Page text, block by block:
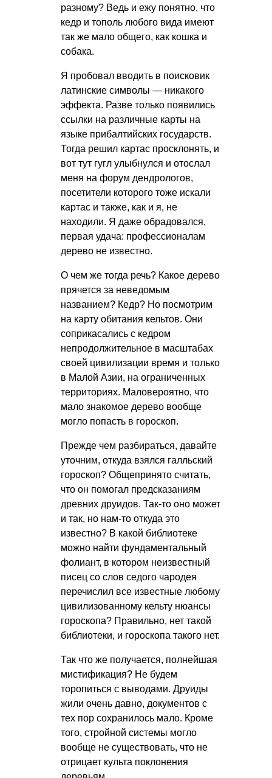
разному? Ведь и ежу понятно, что
кедр и тополь любого вида имеют
так же мало общего, как кошка и
собака.
Я пробовал вводить в поисковик
латинские символы — никакого
эффекта. Разве только появились
ссылки на различные карты на
языке прибалтийских государств.
Тогда решил картас просклонять, и
вот тут гугл улыбнулся и отослал
меня на форум дендрологов,
посетители которого тоже искали
картас и также, как и я, не
находили. Я даже обрадовался,
первая удача: профессионалам
дерево не известно.
О чем же тогда речь? Какое дерево
прячется за неведомым
названием? Кедр? Но посмотрим
на карту обитания кельтов. Они
соприкасались с кедром
непродолжительное в масштабах
своей цивилизации время и только
в Малой Азии, на ограниченных
территориях. Маловероятно, что
мало знакомое дерево вообще
могло попасть в гороскоп.
Прежде чем разбираться, давайте
уточним, откуда взялся галльский
гороскоп? Общепринято считать,
что он помогал предсказаниям
древних друидов. Так-то оно может
и так, но нам-то откуда это
известно? В какой библиотеке
можно найти фундаментальный
фолиант, в котором неизвестный
писец со слов седого чародея
перечислил все известные любому
цивилизованному кельту нюансы
гороскопа? Правильно, нет такой
библиотеки, и гороскопа такого нет.
Так что же получается, полнейшая
мистификация? Не будем
торопиться с выводами. Друиды
жили очень давно, документов с
тех пор сохранилось мало. Кроме
того, стройной системы могло
вообще не существовать, что не
отрицает культа поклонения